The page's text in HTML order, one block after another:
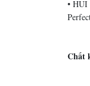
• HUI
Chất